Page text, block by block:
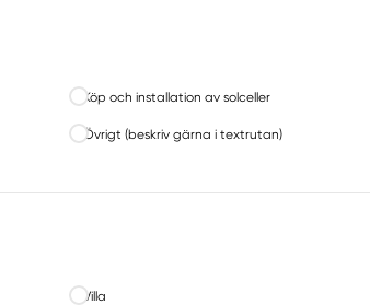
Köp och installation av solceller
Övrigt (beskriv gärna i textrutan)
Villa